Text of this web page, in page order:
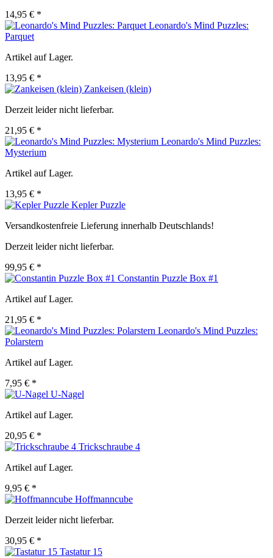
14,95 € *
Leonardo's Mind Puzzles:
Parquet
Artikel auf Lager.
13,95 € *
Zankeisen (klein)
Derzeit leider nicht lieferbar.
21,95 € *
Leonardo's Mind Puzzles:
Mysterium
Artikel auf Lager.
13,95 € *
Kepler Puzzle
Versandkostenfreie Lieferung innerhalb Deutschlands!
Derzeit leider nicht lieferbar.
99,95 € *
Constantin Puzzle Box #1
Artikel auf Lager.
21,95 € *
Leonardo's Mind Puzzles:
Polarstern
Artikel auf Lager.
7,95 € *
U-Nagel
Artikel auf Lager.
20,95 € *
Trickschraube 4
Artikel auf Lager.
9,95 € *
Hoffmanncube
Derzeit leider nicht lieferbar.
30,95 € *
Tastatur 15